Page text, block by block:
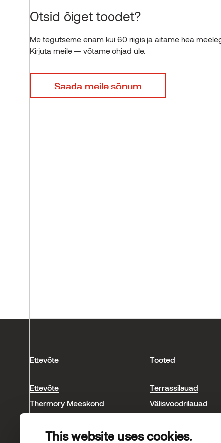
This website uses cookies.
Otsid õiget toodet?
Me tegutseme enam kui 60 riigis ja aitame hea
Kirjuta meile — võtame ohjad üle.
Saada meile sõnum
Ettevõte
Ettevõte
Thermory Meeskond
Blogi ja uudised
Tooted
Terrassilauad
Välisvoodrilauad
Sisevoodrilauad